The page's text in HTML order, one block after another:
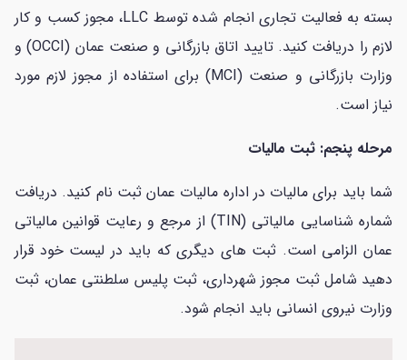
بسته به فعالیت تجاری انجام شده توسط LLC، مجوز کسب و کار
لازم را دریافت کنید. تایید اتاق بازرگانی و صنعت عمان (OCCI) و
وزارت بازرگانی و صنعت (MCI) برای استفاده از مجوز لازم مورد
نیاز است.
مرحله پنجم: ثبت مالیات
شما باید برای مالیات در اداره مالیات عمان ثبت نام کنید. دریافت
شماره شناسایی مالیاتی (TIN) از مرجع و رعایت قوانین مالیاتی
عمان الزامی است. ثبت های دیگری که باید در لیست خود قرار
دهید شامل ثبت مجوز شهرداری، ثبت پلیس سلطنتی عمان، ثبت
وزارت نیروی انسانی باید انجام شود.